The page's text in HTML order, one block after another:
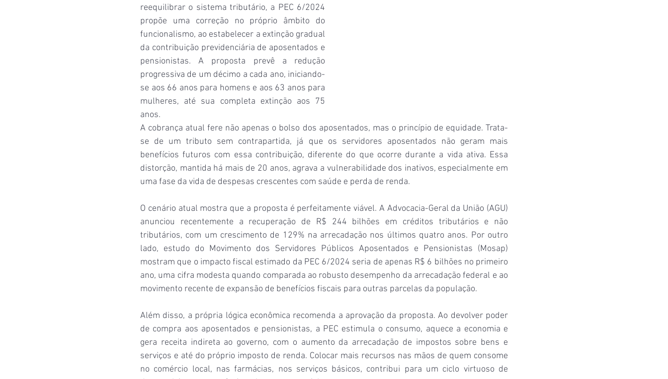
reequilibrar o sistema tributário, a PEC 6/2024
propõe uma correção no próprio âmbito do
funcionalismo, ao estabelecer a extinção gradual
da contribuição previdenciária de aposentados e
pensionistas. A proposta prevê a redução
progressiva de um décimo a cada ano, iniciando-
se aos 66 anos para homens e aos 63 anos para
mulheres, até sua completa extinção aos 75
anos.
A cobrança atual fere não apenas o bolso dos aposentados, mas o princípio de equidade. Trata-
se de um tributo sem contrapartida, já que os servidores aposentados não geram mais
benefícios futuros com essa contribuição, diferente do que ocorre durante a vida ativa. Essa
distorção, mantida há mais de 20 anos, agrava a vulnerabilidade dos inativos, especialmente em
uma fase da vida de despesas crescentes com saúde e perda de renda.
O cenário atual mostra que a proposta é perfeitamente viável. A Advocacia-Geral da União (AGU)
anunciou recentemente a recuperação de R$ 244 bilhões em créditos tributários e não
tributários, com um crescimento de 129% na arrecadação nos últimos quatro anos. Por outro
lado, estudo do Movimento dos Servidores Públicos Aposentados e Pensionistas (Mosap)
mostram que o impacto fiscal estimado da PEC 6/2024 seria de apenas R$ 6 bilhões no primeiro
ano, uma cifra modesta quando comparada ao robusto desempenho da arrecadação federal e ao
movimento recente de expansão de benefícios fiscais para outras parcelas da população.
Além disso, a própria lógica econômica recomenda a aprovação da proposta. Ao devolver poder
de compra aos aposentados e pensionistas, a PEC estimula o consumo, aquece a economia e
gera receita indireta ao governo, com o aumento da arrecadação de impostos sobre bens e
serviços e até do próprio imposto de renda. Colocar mais recursos nas mãos de quem consome
no comércio local, nas farmácias, nos serviços básicos, contribui para um ciclo virtuoso de